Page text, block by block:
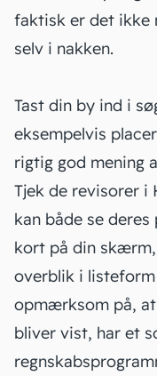
faktisk er det ikke
selv i nakken.
Tast din by ind i
eksempelvis
rigtig god mening
Tjek de revisorer i
kan både se
kort på din
overblik i
opmærksom på,
bliver vist, har et